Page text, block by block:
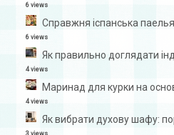
6 views
Справжня іспанська
6 views
Як правильно доглядати
4 views
Маринад для курки на
4 views
Як вибрати духову шафу:
3 views